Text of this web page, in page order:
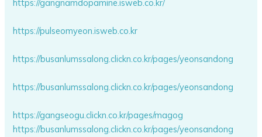
https://gangnamdopamine.isweb.co.kr/
https://pulseomyeon.isweb.co.kr
https://busanlumssalong.clickn.co.kr/pages/yeonsandong
https://busanlumssalong.clickn.co.kr/pages/yeonsandong
https://gangseogu.clickn.co.kr/pages/magog
https://busanlumssalong.clickn.co.kr/pages/yeonsandong